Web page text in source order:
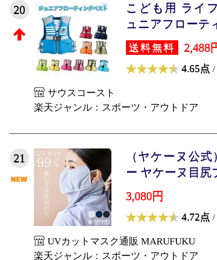
20
こども用 ライ
ュニアフローテ
送料無料 2,488
4.65点 /
サウスコースト
楽天ジャンル：スポーツ・アウトドア
21
（ヤケーヌ公
ー ヤケーヌ目尻
3,080円
4.72点 /
UVカットマスク通販 MARUFUKU
楽天ジャンル：スポーツ・アウトドア